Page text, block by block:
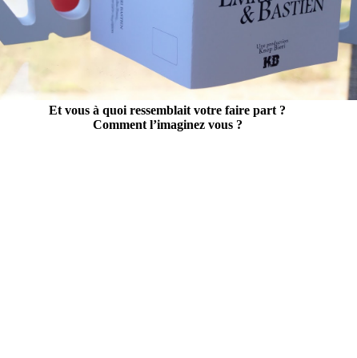
Et vous à quoi ressemblait votre faire part ?
Comment l’imaginez vous ?